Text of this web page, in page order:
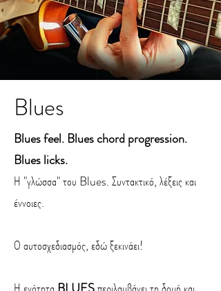
Blues
Blues feel. Blues chord progression.
Blues licks.
Η "γλώσσα" του Blues. Συντακτικό, λέξεις και
έννοιες.
Ο αυτοσχεδιασμός, εδώ ξεκινάει!